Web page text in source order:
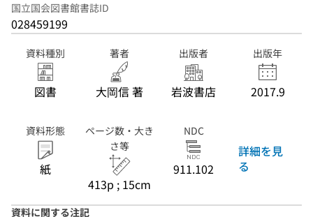
国立国会図書館書誌ID
028459199
資料種別
図書
著者
大岡信 著
出版者
岩波書店
出版年
2017.9
資料形態
紙
ページ数・大き
さ等
413p ; 15cm
NDC
911.102
詳細を見
る
資料に関する注記